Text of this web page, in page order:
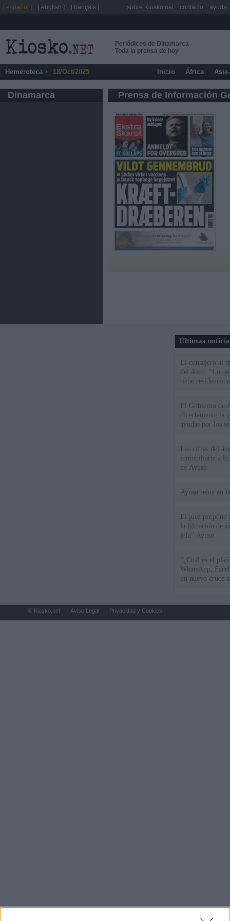
Periódicos de Dinamarca
Toda la prensa de hoy
Hemeroteca 18/Oct/2025 Inicio África
Dinamarca Prensa de Información
Últimas
El consejero al
del ático: "Lo
tiene residencia
El Gobierno de
directamente la
ayudas por los
Las cifras del
inmobiliaria a la
de Ayuso
Ayuso reina en
El juez propone
la filtración de
jefa" Ayuso
"¿Cuál es el
WhatsApp,
un nuevo cruce
[ español ] [ english ] [ français ] sobre Kiosko.net contacto ayuda
© Kiosko.net Aviso Legal Privacidad y Cookies